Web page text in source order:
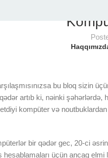
bu bloq sizin
artıb ki, nəinki şəhərlərdə,
kompüter və
bir qədər gec, 20-ci
üçün ancaq elmi